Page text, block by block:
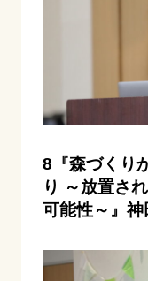
8『森づくり
り ～放置さ
可能性～』